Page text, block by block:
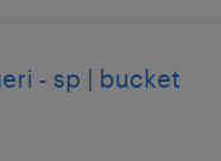
- sp | bucket